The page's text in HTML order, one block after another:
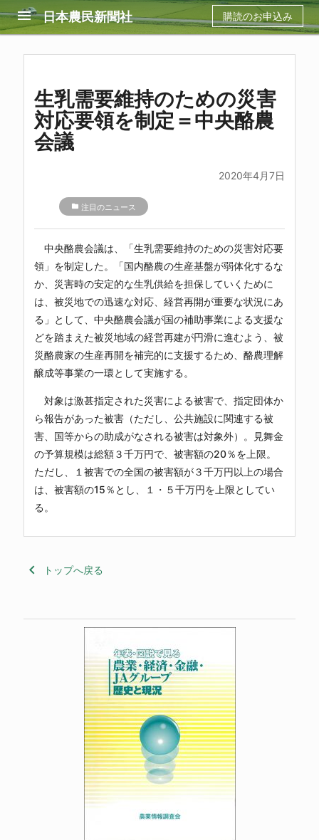
menu 日本農民新聞社 購読のお申込み
生乳需要維持のための災害
対応要領を制定＝中央酪農
会議
2020年4月7日
folder 注目のニュース
中央酪農会議は、「生乳需要維持のための災害対応要
領」を制定した。「国内酪農の生産基盤が弱体化するな
か、災害時の安定的な生乳供給を担保していくために
は、被災地での迅速な対応、経営再開が重要な状況にあ
る」として、中央酪農会議が国の補助事業による支援な
どを踏まえた被災地域の経営再建が円滑に進むよう、被
災酪農家の生産再開を補完的に支援するため、酪農理解
醸成等事業の一環として実施する。
対象は激甚指定された災害による被害で、指定団体か
ら報告があった被害（ただし、公共施設に関連する被
害、国等からの助成がなされる被害は対象外）。見舞金
の予算規模は総額３千万円で、被害額の20％を上限。
ただし、１被害での全国の被害額が３千万円以上の場合
は、被害額の15％とし、１・５千万円を上限としてい
る 。
keyboard_arrow_left トップへ戻る